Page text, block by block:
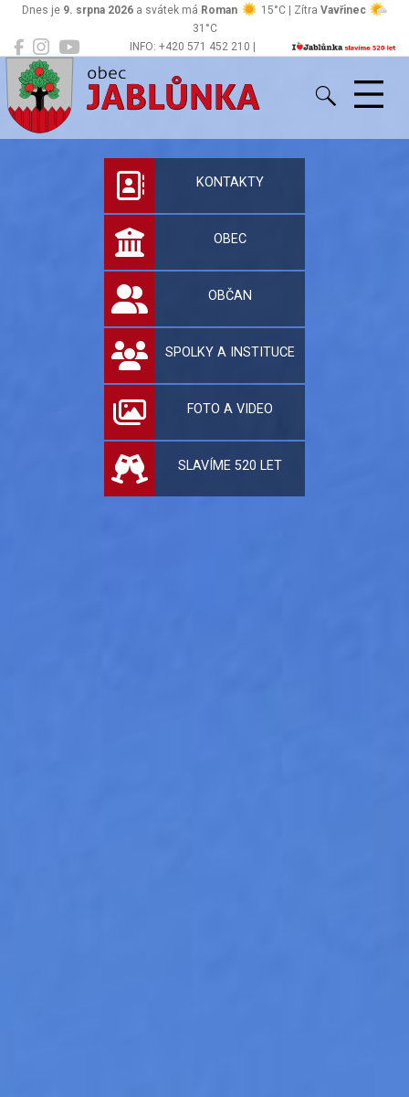
INFO: +420 571 452 210 |
Dnes je 9. srpna 2026 a svátek má Roman 15°C | Zítra Vavřinec
31°C
Jablůnka
Oficiální stránky
KONTAKTY
OBEC
OBČAN
SPOLKY A INSTITUCE
FOTO A VIDEO
SLAVÍME 520 LET